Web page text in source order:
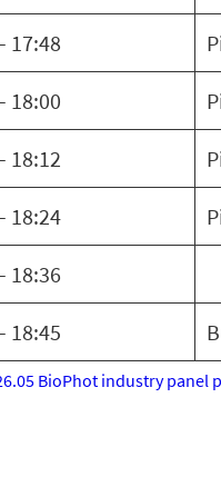
17:48
18:00
18:12
18:24
18:36
18:45
BioPhot industry panel